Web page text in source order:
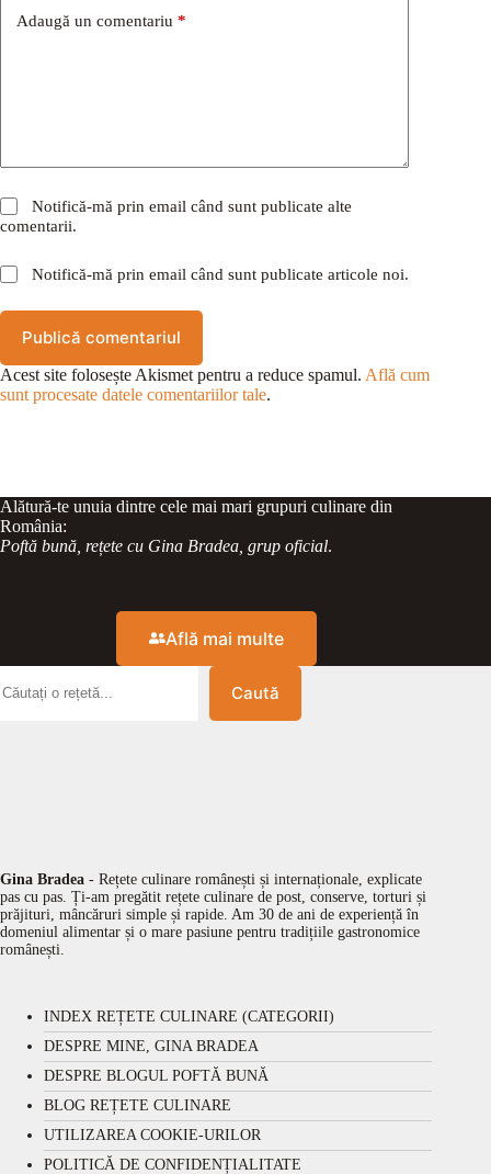
Adaugă un comentariu *
Notifică-mă prin email când sunt publicate alte
comentarii.
Notifică-mă prin email când sunt publicate articole noi.
Publică comentariul
Acest site folosește Akismet pentru a reduce spamul. Află cum
sunt procesate datele comentariilor tale.
Alătură-te unuia dintre cele mai mari grupuri culinare din
România:
Poftă bună, rețete cu Gina Bradea, grup oficial.
Află mai multe
Caută
Gina Bradea - Rețete culinare românești și internaționale, explicate
pas cu pas. Ți-am pregătit rețete culinare de post, conserve, torturi și
prăjituri, mâncăruri simple și rapide. Am 30 de ani de experiență în
domeniul alimentar și o mare pasiune pentru tradițiile gastronomice
românești.
INDEX REȚETE CULINARE (CATEGORII)
DESPRE MINE, GINA BRADEA
DESPRE BLOGUL POFTĂ BUNĂ
BLOG REȚETE CULINARE
UTILIZAREA COOKIE-URILOR
POLITICĂ DE CONFIDENȚIALITATE